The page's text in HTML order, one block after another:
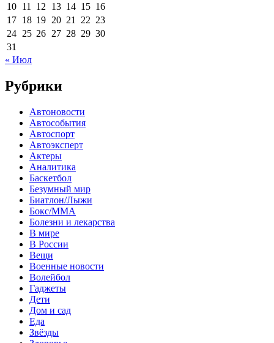
10 11 12 13 14 15 16
17 18 19 20 21 22 23
24 25 26 27 28 29 30
31
« Июл
Рубрики
Автоновости
Автособытия
Автоспорт
Автоэксперт
Актеры
Аналитика
Баскетбол
Безумный мир
Биатлон/Лыжи
Бокс/MMA
Болезни и лекарства
В мире
В России
Вещи
Военные новости
Волейбол
Гаджеты
Дети
Дом и сад
Еда
Звёзды